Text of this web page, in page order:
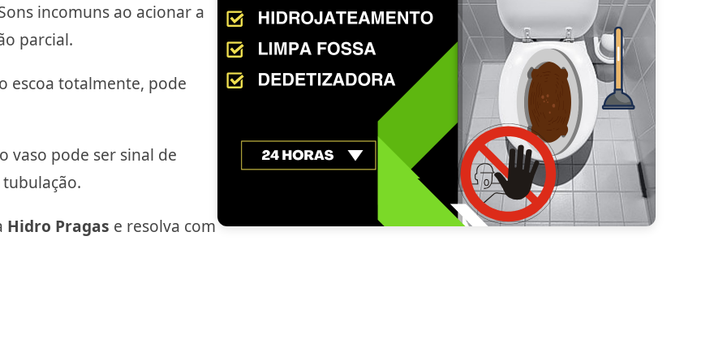
incomuns ao acionar a
parcial.
escoa totalmente, pode
vaso pode ser sinal de
Hidro Pragas e resolva com